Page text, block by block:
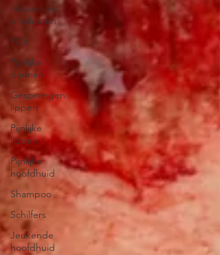
Natuurlijke
producten
PDS
Pijnlijke
darmen
Gesprongen
lippen
Pijnlijke
lippen
Pijnlijke
hoofdhuid
Shampoo
Schilfers
Jeukende
hoofdhuid